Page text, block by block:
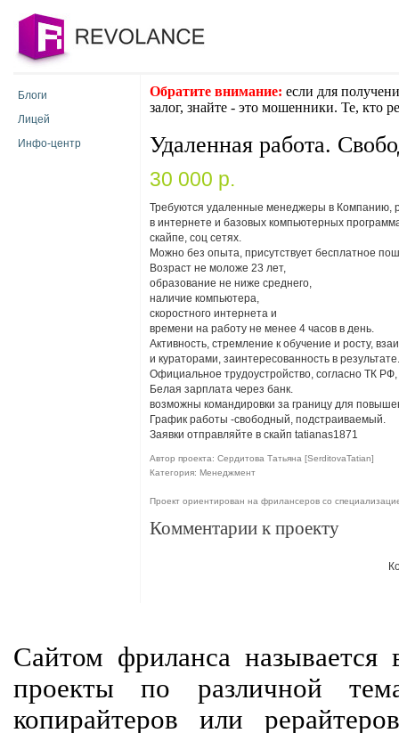
Блоги
Лицей
Инфо-центр
Обратите внимание: если для
залог, знайте - это мошенники. Те, кто
Удаленная работа.
30 000 p.
Требуются удаленные менеджеры в Компанию,
в интернете и базовых компьютерных
скайпе, соц сетях.
Можно без опыта, присутствует бесплатное
Возраст не моложе 23 лет,
образование не ниже среднего,
наличие компьютера,
скоростного интернета и
времени на работу не менее 4 часов в день.
Активность, стремление к обучение и росту,
и кураторами, заинтересованность в результате.
Официальное трудоустройство, согласно ТК РФ,
Белая зарплата через банк.
возможны командировки за границу для
График работы -свободный, подстраиваемый.
Заявки отправляйте в скайп tatianas1871
Автор проекта: Сердитова Татьяна [SerditovaTatian]
Категория: Менеджмент
Проект ориентирован на фрилансеров со
Комментарии к проекту
Сайтом фриланса называется
проекты по различной
копирайтеров или